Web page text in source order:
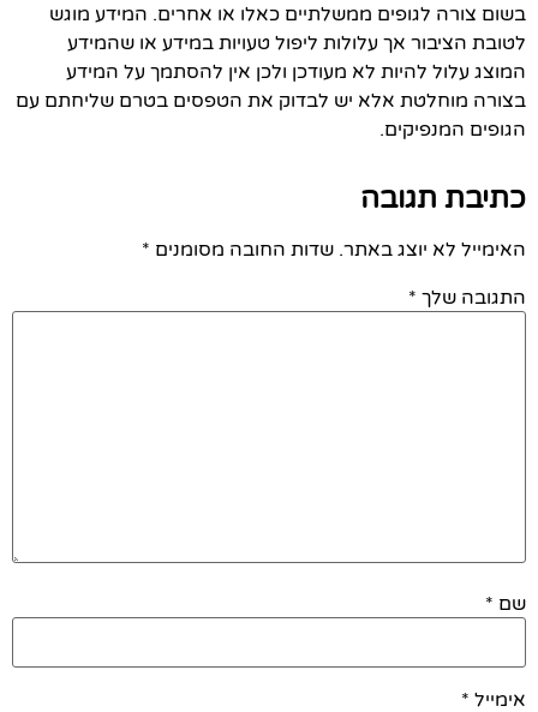
בשום צורה לגופים ממשלתיים כאלו או אחרים. המידע מוגש
לטובת הציבור אך עלולות ליפול טעויות במידע או שהמידע
המוצג עלול להיות לא מעודכן ולכן אין להסתמך על המידע
בצורה מוחלטת אלא יש לבדוק את הטפסים בטרם שליחתם עם
הגופים המנפיקים.
כתיבת תגובה
האימייל לא יוצג באתר. שדות החובה מסומנים *
התגובה שלך *
שם *
אימייל *